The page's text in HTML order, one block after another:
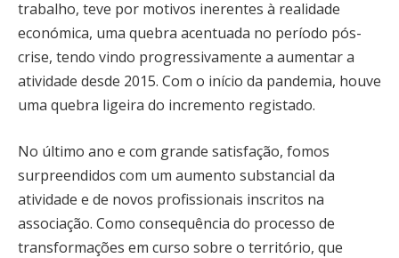
trabalho, teve por motivos inerentes à realidade
económica, uma quebra acentuada no período pós-
crise, tendo vindo progressivamente a aumentar a
atividade desde 2015. Com o início da pandemia, houve
uma quebra ligeira do incremento registado.
No último ano e com grande satisfação, fomos
surpreendidos com um aumento substancial da
atividade e de novos profissionais inscritos na
associação. Como consequência do processo de
transformações em curso sobre o território, que